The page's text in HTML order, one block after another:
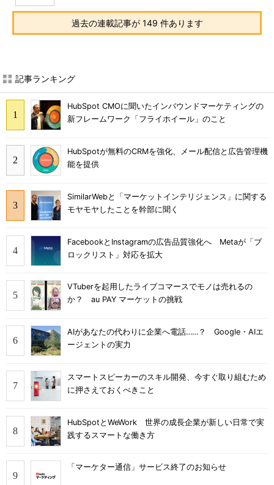
過去の連載記事が 149 件あります
記事ランキング
HubSpot CMOに聞いたインバウンドマーケティングの
新フレームワーク「フライホイール」のこと
HubSpotが無料のCRMを強化、メール配信と広告管理機
能を提供
SimilarWebと「マーケットインテリジェンス」に関する
モヤモヤしたことを幹部に聞く
FacebookとInstagramの広告品質強化へ Metaが「ブ
ロックリスト」対応を拡大
VTuberを起用したライブコマースでモノは売れるの
か？ au PAY マーケットの挑戦
AIがあなたの代わりに企業へ電話……？ Google・AIエ
ージェントの実力
スマートスピーカーのスキル開発、今すぐ取り組むため
に押さえておくべきこと
HubSpotとWeWork 世界の成長企業が新しい日常で実
践するスマートな働き方
「マーケター通信」サービス終了のお知らせ